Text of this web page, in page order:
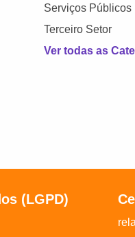
Serviços Públicos
Terceiro Setor
Ver todas as
(LGPD)